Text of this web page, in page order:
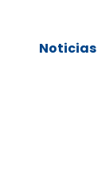
Noticias